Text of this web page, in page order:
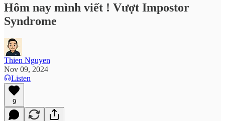
Hôm nay mình viết ! Vượt Impostor
Syndrome
Thien Nguyen
Nov 09, 2024
Listen
9